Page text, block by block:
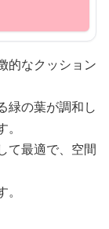
的なクッション
緑の葉が調和し
て最適で、空間